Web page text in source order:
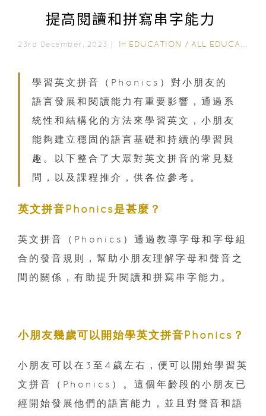
提高閱讀和拼寫串字能力
23rd December, 2023｜ In EDUCATION / ALL EDUCATION
學習英文拼音（Phonics）對小朋友的
語言發展和閱讀能力有重要影響，通過系
統性和結構化的方法來學習英文，小朋友
能夠建立穩固的語言基礎和持續的學習興
趣。以下整合了大眾對英文拼音的常見疑
問，以及課程推介，供各位參考。
英文拼音Phonics是甚麼？
英文拼音（Phonics）通過教導字母和字母組
合的發音規則，幫助小朋友理解字母和聲音之
間的關係，有助提升閱讀和拼寫串字能力。
小朋友幾歲可以開始學英文拼音Phonics？
小朋友可以在3至4歲左右，便可以開始學習英
文拼音（Phonics）。這個年齡段的小朋友已
經開始發展他們的語言能力，並且對聲音和語